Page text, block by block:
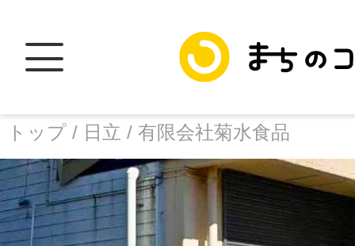
トップ / 日立 / 有限会社菊水食品
facebook トップ